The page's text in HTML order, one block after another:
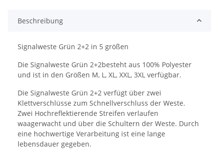
Beschreibung
Signalweste Grün 2+2 in 5 größen
Die Signalweste Grün 2+2besteht aus 100% Polyester
und ist in den Größen M, L, XL, XXL, 3XL verfügbar.
Die Signalweste Grün 2+2 verfügt über zwei
Klettverschlüsse zum Schnellverschluss der Weste.
Zwei Hochreflektierende Streifen verlaufen
waagerwacht und über die Schultern der Weste. Durch
eine hochwertige Verarbeitung ist eine lange
lebensdauer gegeben.